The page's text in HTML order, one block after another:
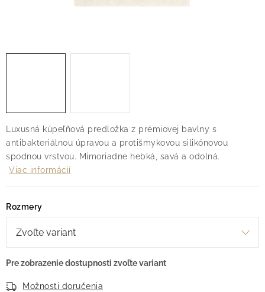
Luxusná kúpeľňová predložka z prémiovej bavlny s
antibakteriálnou úpravou a protišmykovou silikónovou
spodnou vrstvou. Mimoriadne hebká, savá a odolná.
Viac informácií
Rozmery
Možnosti doručenia